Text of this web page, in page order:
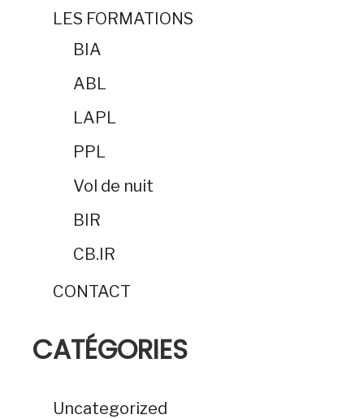
LES FORMATIONS
BIA
ABL
LAPL
PPL
Vol de nuit
BIR
CB.IR
CONTACT
CATÉGORIES
Uncategorized